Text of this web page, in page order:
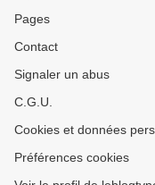
Pages
Contact
Signaler un abus
C.G.U.
Cookies et données
Préférences cookies